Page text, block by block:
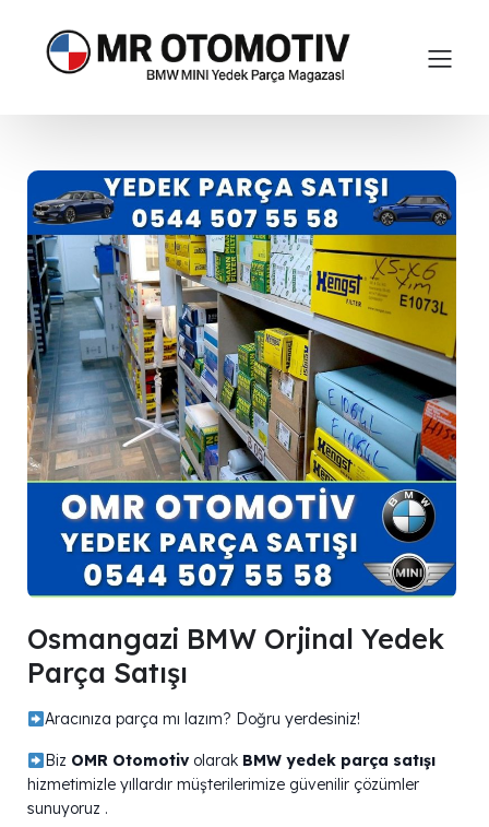
Osmangazi BMW Orjinal Yedek
Parça Satışı
Aracınıza parça mı lazım? Doğru yerdesiniz!
Biz OMR Otomotivolarak BMW yedek parça satışı
hizmetimizle yıllardır müşterilerimize güvenilir çözümler
sunuyoruz .